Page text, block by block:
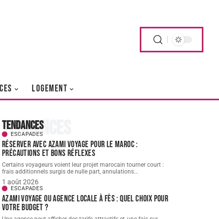
LOGEMENT
Tendances
Tendances
ESCAPADES
Réserver avec AZAMI VOYAGE pour le Maroc :
précautions et bons réflexes
Certains voyageurs voient leur projet marocain tourner court :
frais additionnels surgis de nulle part, annulations…
1 août 2026
ESCAPADES
AZAMI VOYAGE ou agence locale à Fès : quel choix pour
votre budget ?